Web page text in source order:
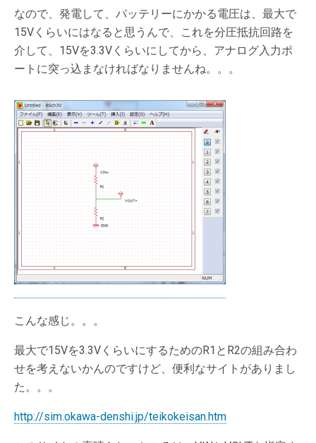
なので、発電して、バッテリーにかかる電圧は、最大で
15Vくらいにはなると思うんで、これを分圧抵抗回路を
介して、15Vを3.3Vくらいにしてから、アナログ入力ポ
ートに突っ込まなければなりませんね。。。
こんな感じ。。。
最大で15Vを3.3VくらいにするためのR1とR2の組み合わ
せを考えないかんのですけど、便利なサイトがありまし
た。。。
http://sim.okawa-denshi.jp/teikokeisan.htm